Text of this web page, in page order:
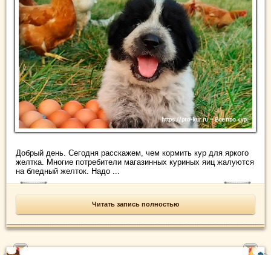
Добрый день. Сегодня расскажем, чем кормить кур для яркого
желтка. Многие потребители магазинных куриных яиц жалуются
на бледный желток. Надо ...
Читать запись полностью